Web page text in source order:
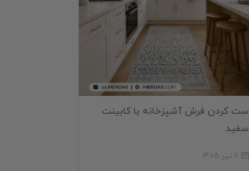
ست کردن فرش آشپزخانه با کابینت
سفید
11 تیر 1405